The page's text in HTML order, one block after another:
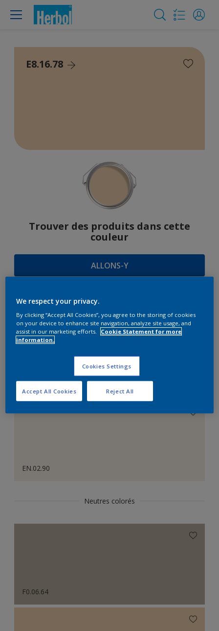
E8.16.78
Trouver des produits dans cette
couleur
ALLONS-Y
SUGGESTIONS
D'HARMONIES
Le Blanc Parfait
EN.02.90
Neutres colorés
F0.06.64
We respect your privacy.
By clicking “Accept All Cookies”, you agree to the storing of cookies
on your device to enhance site navigation, analyze site usage, and
assist in our marketing efforts.
Cookie Statement for more
information.
Cookies Settings
Reject All
Accept All Cookies